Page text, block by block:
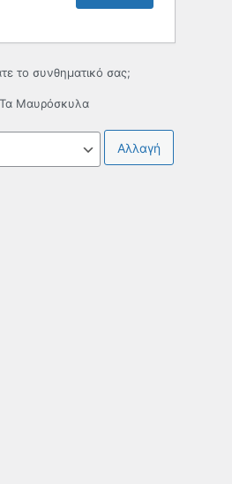
το συνθηματικό σας;
Μαυρόσκυλα